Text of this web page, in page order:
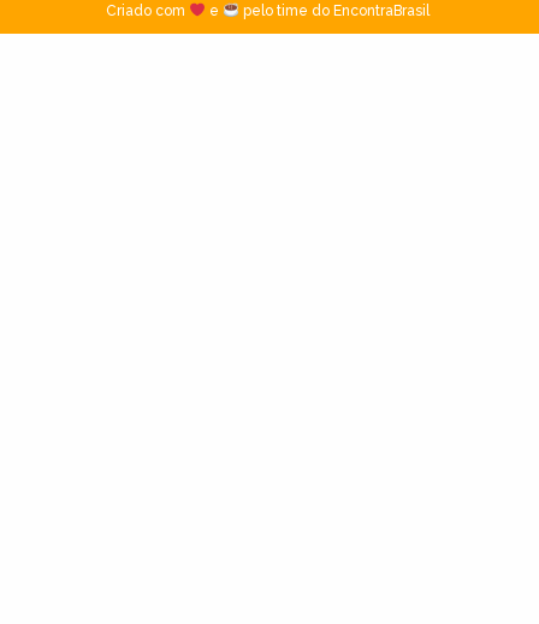
Criado com
e pelo time do EncontraBrasil